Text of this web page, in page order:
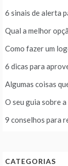
6 sinais de alerta
Qual a melhor
Como fazer um
6 dicas para
Algumas coisas
O seu guia sobre
9 conselhos para
CATEGORIAS